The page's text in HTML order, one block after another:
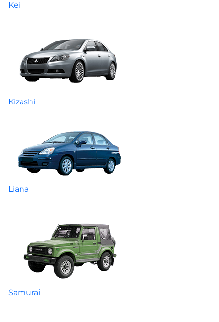
Kei
Kizashi
Liana
Samurai